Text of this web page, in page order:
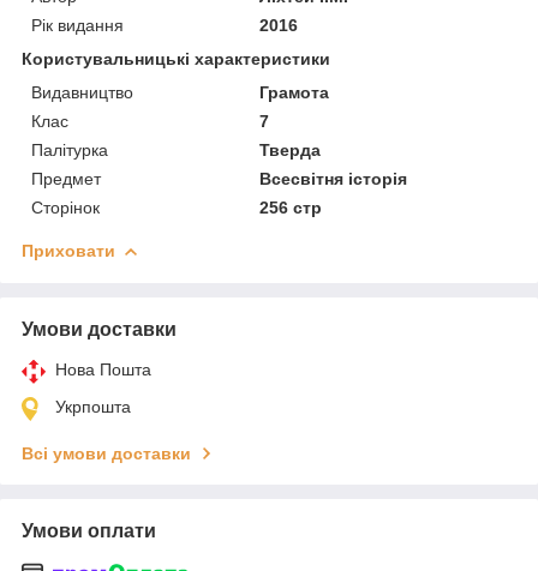
Рік видання
2016
Користувальницькі характеристики
Видавництво
Грамота
Клас
7
Палітурка
Тверда
Предмет
Всесвітня історія
Сторінок
256 стр
Приховати
Умови доставки
Нова Пошта
Укрпошта
Всі умови доставки
Умови оплати